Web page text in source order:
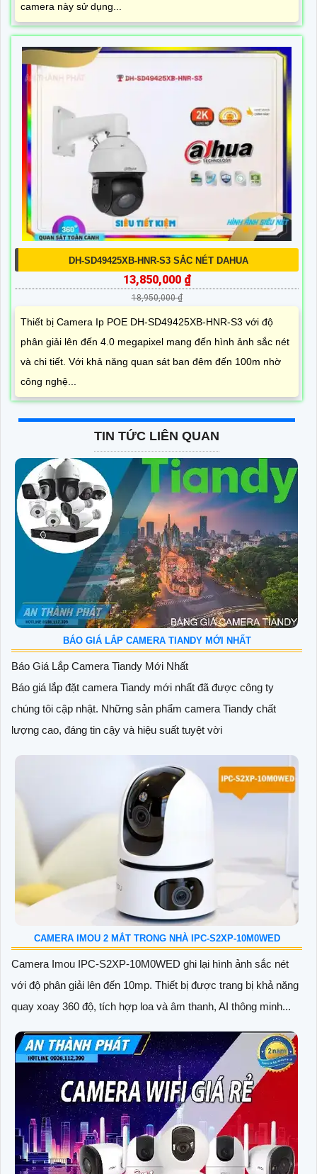
camera này sử dụng...
DH-SD49425XB-HNR-S3 SẮC NÉT DAHUA
13,850,000 ₫
18,950,000 ₫
Thiết bị Camera Ip POE DH-SD49425XB-HNR-S3 với độ
phân giải lên đến 4.0 megapixel mang đến hình ảnh sắc nét
và chi tiết. Với khả năng quan sát ban đêm đến 100m nhờ
công nghệ...
TIN TỨC LIÊN QUAN
BÁO GIÁ LẮP CAMERA TIANDY MỚI NHẤT
Báo Giá Lắp Camera Tiandy Mới Nhất
Báo giá lắp đặt camera Tiandy mới nhất đã được công ty
chúng tôi cập nhật. Những sản phẩm camera Tiandy chất
lượng cao, đáng tin cậy và hiệu suất tuyệt vời
CAMERA IMOU 2 MẮT TRONG NHÀ IPC-S2XP-10M0WED
Camera Imou IPC-S2XP-10M0WED ghi lại hình ảnh sắc nét
với độ phân giải lên đến 10mp. Thiết bị được trang bị khả năng
quay xoay 360 độ, tích hợp loa và âm thanh, AI thông minh...